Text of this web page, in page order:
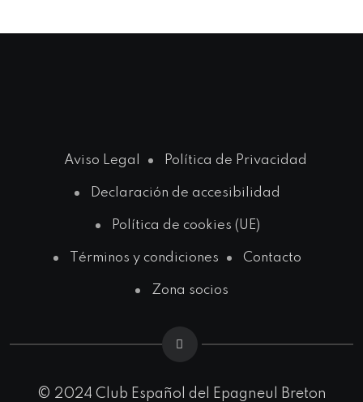
Aviso Legal Política de Privacidad
Declaración de accesibilidad
Política de cookies (UE)
Términos y condiciones Contacto
Zona socios
© 2024 Club Español del Epagneul Breton